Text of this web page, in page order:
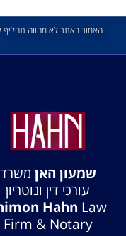
האמור באתר לא מהווה תחליף
שמעון האן משרד
עורכי דין ונוטריון
Hahn Law
Firm & Notary